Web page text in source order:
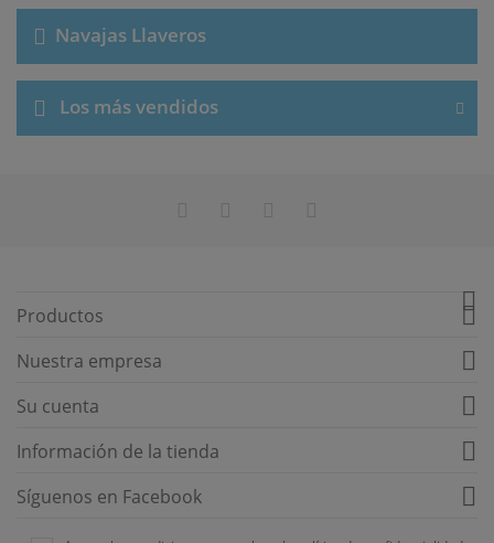
Navajas Llaveros
Los más vendidos

Productos 
Nuestra empresa 
Su cuenta 
Información de la tienda 
Síguenos en Facebook 